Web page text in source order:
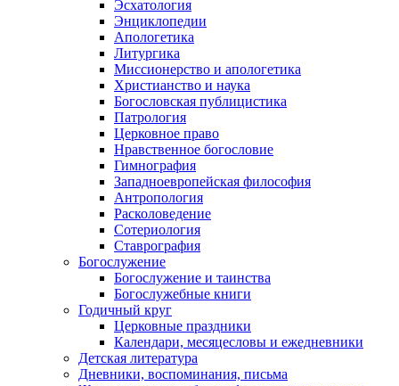
Эсхатология
Энциклопедии
Апологетика
Литургика
Миссионерство и апологетика
Христианство и наука
Богословская публицистика
Патрология
Церковное право
Нравственное богословие
Гимнография
Западноевропейская философия
Антропология
Расколоведение
Сотериология
Ставрография
Богослужение
Богослужение и таинства
Богослужебные книги
Годичный круг
Церковные праздники
Календари, месяцесловы и ежедневники
Детская литература
Дневники, воспоминания, письма